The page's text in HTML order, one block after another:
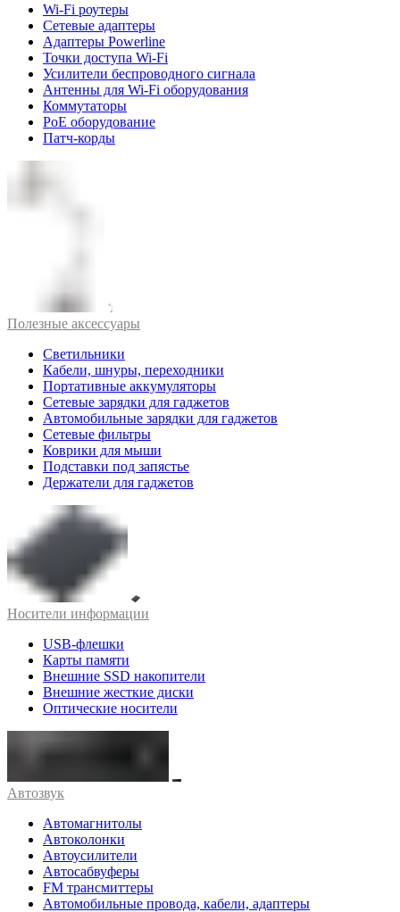
Wi-Fi роутеры
Сетевые адаптеры
Адаптеры Powerline
Точки доступа Wi-Fi
Усилители беспроводного сигнала
Антенны для Wi-Fi оборудования
Коммутаторы
PoE оборудование
Патч-корды
Полезные аксессуары
Светильники
Кабели, шнуры, переходники
Портативные аккумуляторы
Сетевые зарядки для гаджетов
Автомобильные зарядки для гаджетов
Сетевые фильтры
Коврики для мыши
Подставки под запястье
Держатели для гаджетов
Носители информации
USB-флешки
Карты памяти
Внешние SSD накопители
Внешние жесткие диски
Оптические носители
Автозвук
Автомагнитолы
Автоколонки
Автоусилители
Автосабвуферы
FM трансмиттеры
Автомобильные провода, кабели, адаптеры